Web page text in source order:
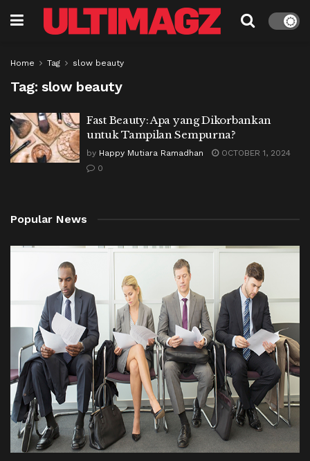
Home Tag slow beauty
Tag: slow beauty
Fast Beauty: Apa yang Dikorbankan
untuk Tampilan Sempurna?
by Happy Mutiara Ramadhan
OCTOBER 1, 2024
0
Popular News